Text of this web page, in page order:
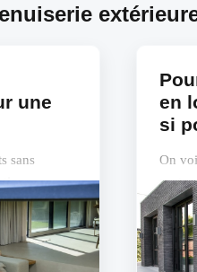
une
sans
en
si
On